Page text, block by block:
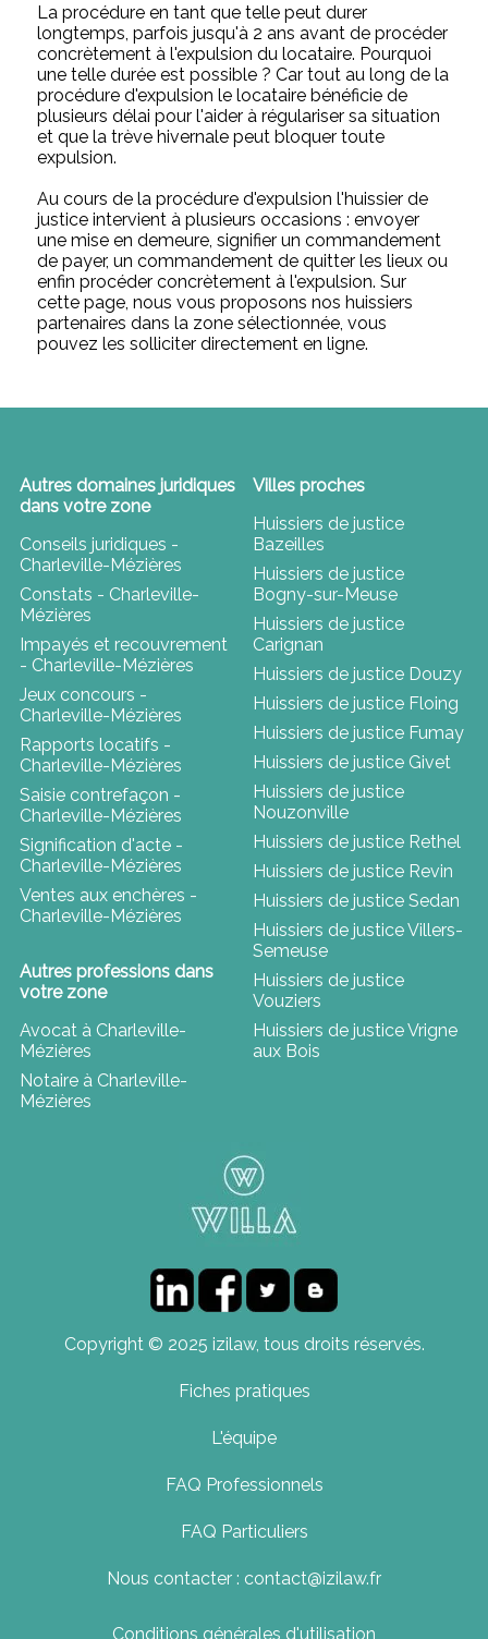
La procédure en tant que telle peut durer
longtemps, parfois jusqu'à 2 ans avant de procéder
concrètement à l'expulsion du locataire. Pourquoi
une telle durée est possible ? Car tout au long de la
procédure d'expulsion le locataire bénéficie de
plusieurs délai pour l'aider à régulariser sa situation
et que la trève hivernale peut bloquer toute
expulsion.
Au cours de la procédure d'expulsion l'huissier de
justice intervient à plusieurs occasions : envoyer
une mise en demeure, signifier un commandement
de payer, un commandement de quitter les lieux ou
enfin procéder concrètement à l'expulsion. Sur
cette page, nous vous proposons nos huissiers
partenaires dans la zone sélectionnée, vous
pouvez les solliciter directement en ligne.
Autres domaines juridiques
dans votre zone
Conseils juridiques -
Charleville-Mézières
Constats - Charleville-
Mézières
Impayés et recouvrement
- Charleville-Mézières
Jeux concours -
Charleville-Mézières
Rapports locatifs -
Charleville-Mézières
Saisie contrefaçon -
Charleville-Mézières
Signification d'acte -
Charleville-Mézières
Ventes aux enchères -
Charleville-Mézières
Autres professions dans
votre zone
Avocat à Charleville-
Mézières
Notaire à Charleville-
Mézières
Villes proches
Huissiers de justice
Bazeilles
Huissiers de justice
Bogny-sur-Meuse
Huissiers de justice
Carignan
Huissiers de justice Douzy
Huissiers de justice Floing
Huissiers de justice Fumay
Huissiers de justice Givet
Huissiers de justice
Nouzonville
Huissiers de justice Rethel
Huissiers de justice Revin
Huissiers de justice Sedan
Huissiers de justice Villers-
Semeuse
Huissiers de justice
Vouziers
Huissiers de justice Vrigne
aux Bois
Copyright © 2025 izilaw, tous droits réservés.
Fiches pratiques
L'équipe
FAQ Professionnels
FAQ Particuliers
Nous contacter : contact@izilaw.fr
Conditions générales d'utilisation